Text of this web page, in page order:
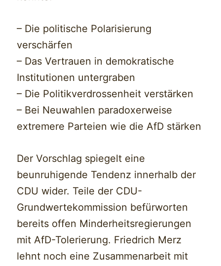
– Die politische Polarisierung
verschärfen
– Das Vertrauen in demokratische
Institutionen untergraben
– Die Politikverdrossenheit verstärken
– Bei Neuwahlen paradoxerweise
extremere Parteien wie die AfD stärken
Der Vorschlag spiegelt eine
beunruhigende Tendenz innerhalb der
CDU wider. Teile der CDU-
Grundwertekommission befürworten
bereits offen Minderheitsregierungen
mit AfD-Tolerierung. Friedrich Merz
lehnt noch eine Zusammenarbeit mit